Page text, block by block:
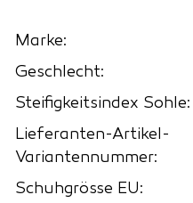
Marke:
Geschlecht:
Steifigkeitsindex Sohle:
Lieferanten-Artikel-
Variantennummer:
Schuhgrösse EU: